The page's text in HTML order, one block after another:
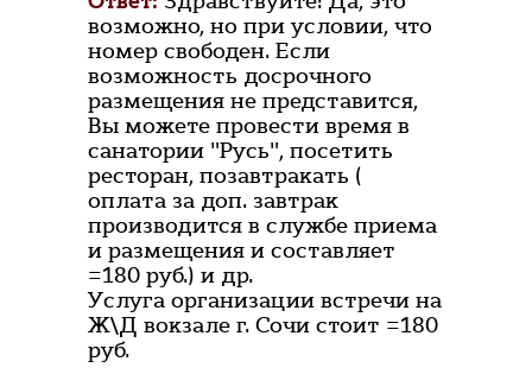
возможно, но при условии, что
номер свободен. Если
возможность досрочного
размещения не представится,
Вы можете провести время в
санатории "Русь", посетить
ресторан, позавтракать (
оплата за доп. завтрак
производится в службе приема
и размещения и составляет
=180 руб.) и др.
Услуга организации встречи на
Ж\Д вокзале г. Сочи стоит =180
руб.